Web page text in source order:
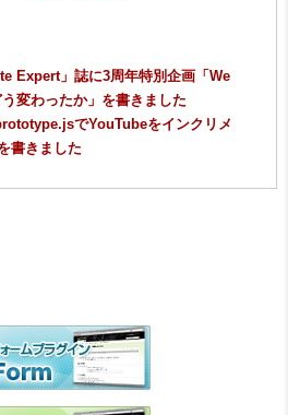
Expert」誌に3周年特別企画「We
変わったか」を書きました
でYouTubeをインクリメ
書きました